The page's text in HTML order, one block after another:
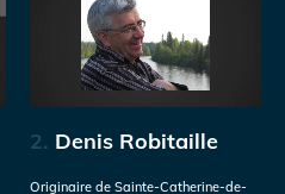
2. Denis Robitaille
Originaire de Sainte-Catherine-de-